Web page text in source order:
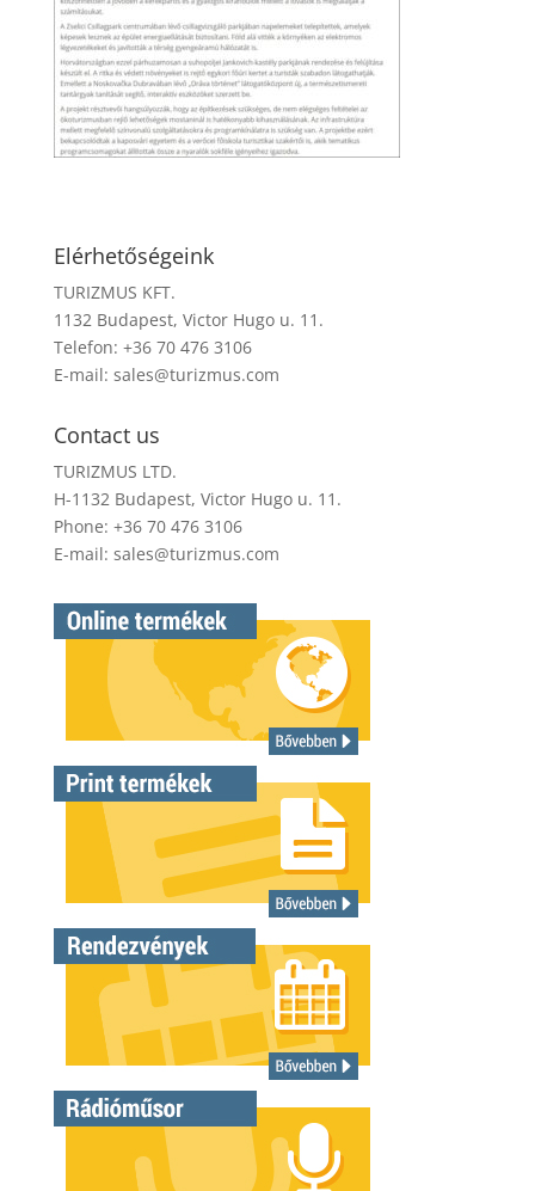
Elérhetőségeink
TURIZMUS KFT.
1132 Budapest, Victor Hugo u. 11.
Telefon: +36 70 476 3106
E-mail: sales@turizmus.com
Contact us
TURIZMUS LTD.
H-1132 Budapest, Victor Hugo u. 11.
Phone: +36 70 476 3106
E-mail: sales@turizmus.com